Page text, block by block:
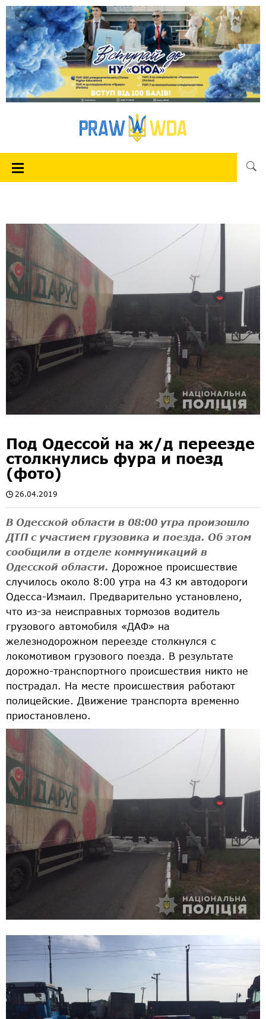
Под Одессой на ж/д переезде
столкнулись фура и поезд
(фото)
26.04.2019
В Одесской области в 08:00 утра произошло
ДТП с участием грузовика и поезда. Об этом
сообщили в отделе коммуникаций в
Одесской области. Дорожное происшествие
случилось около 8:00 утра на 43 км автодороги
Одесса-Измаил. Предварительно установлено,
что из-за неисправных тормозов водитель
грузового автомобиля «ДАФ» на
железнодорожном переезде столкнулся с
локомотивом грузового поезда. В результате
дорожно-транспортного происшествия никто не
пострадал. На месте происшествия работают
полицейские. Движение транспорта временно
приостановлено.